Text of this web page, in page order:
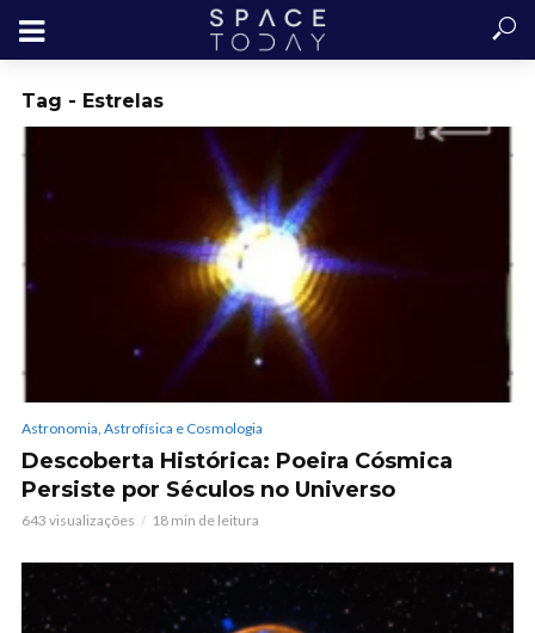
Tag - Estrelas
Astronomia, Astrofísica e Cosmologia
Descoberta Histórica: Poeira Cósmica
Persiste por Séculos no Universo
643 visualizações 18 min de leitura